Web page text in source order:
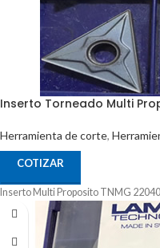
Inserto Torneado Multi
Herramienta de corte,
COTIZAR
Inserto Multi Proposito TNMG